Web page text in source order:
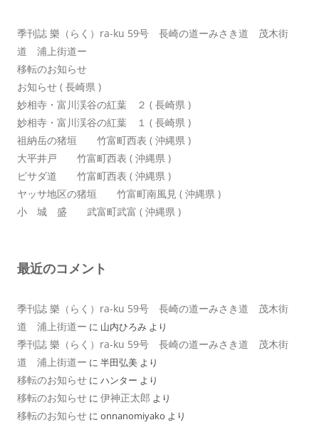
季刊誌 樂（らく）ra-ku 59号 長崎の道ーみさき道 茂木街
道 浦上街道ー
移転のお知らせ
お知らせ ( 長崎県 )
妙相寺・富川渓谷の紅葉 ２ ( 長崎県 )
妙相寺・富川渓谷の紅葉 １ ( 長崎県 )
祖納岳の猪垣 竹富町西表 ( 沖縄県 )
大平井戸 竹富町西表 ( 沖縄県 )
ピサダ道 竹富町西表 ( 沖縄県 )
ヤッサ地区の猪垣 竹富町南風見 ( 沖縄県 )
小 城 盛 武富町武富 ( 沖縄県 )
最近のコメント
季刊誌 樂（らく）ra-ku 59号 長崎の道ーみさき道 茂木街
道 浦上街道ー に 山内ひろみ より
季刊誌 樂（らく）ra-ku 59号 長崎の道ーみさき道 茂木街
道 浦上街道ー に 半田弘美 より
移転のお知らせ に ハンター より
移転のお知らせ に 伊神正太郎 より
移転のお知らせ に onnanomiyako より